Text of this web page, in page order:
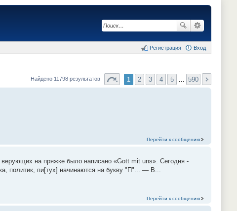
Вход
Регистрация
Найдено 11798 результатов 1 2 3 4 5 590
Перейти к сообщению
на пряжке было написано «Gott mit uns». Сегодня -
политик, пи[тух] начинаются на букву "П"... — В...
Перейти к сообщению